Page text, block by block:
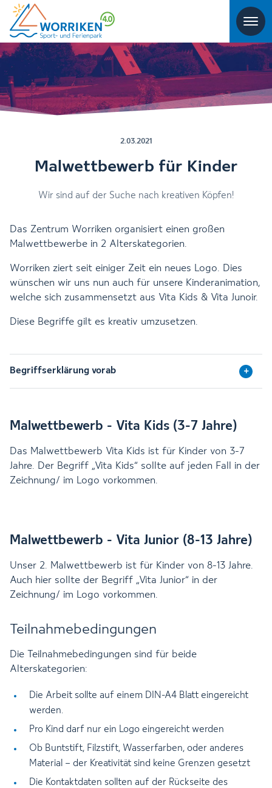
2.03.2021
Malwettbewerb für Kinder
Wir sind auf der Suche nach kreativen Köpfen!
Das Zentrum Worriken organisiert einen großen
Malwettbewerbe in 2 Alterskategorien.
Worriken ziert seit einiger Zeit ein neues Logo. Dies
wünschen wir uns nun auch für unsere Kinderanimation,
welche sich zusammensetzt aus Vita Kids & Vita Junoir.
Diese Begriffe gilt es kreativ umzusetzen.
Begriffserklärung vorab
Malwettbewerb - Vita Kids (3-7 Jahre)
Das Malwettbewerb Vita Kids ist für Kinder von 3-7
Jahre. Der Begriff „Vita Kids“ sollte auf jeden Fall in der
Zeichnung/ im Logo vorkommen.
Malwettbewerb - Vita Junior (8-13 Jahre)
Unser 2. Malwettbewerb ist für Kinder von 8-13 Jahre.
Auch hier sollte der Begriff „Vita Junior“ in der
Zeichnung/ im Logo vorkommen.
Teilnahmebedingungen
Die Teilnahmebedingungen sind für beide
Alterskategorien:
Die Arbeit sollte auf einem DIN-A4 Blatt eingereicht
werden.
Pro Kind darf nur ein Logo eingereicht werden
Ob Buntstift, Filzstift, Wasserfarben, oder anderes
Material – der Kreativität sind keine Grenzen gesetzt
Die Kontaktdaten sollten auf der Rückseite des